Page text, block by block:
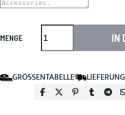
MENGE IN
GRÖSSENTABELLE